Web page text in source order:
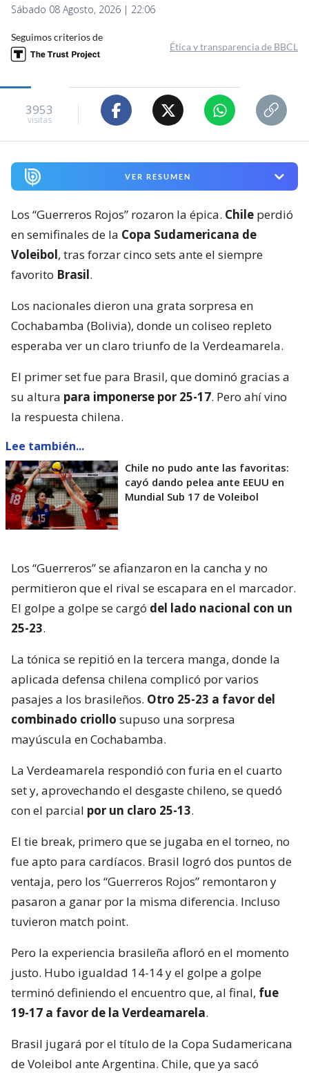
Sábado 08 Agosto, 2026 | 22:06
Seguimos criterios de
Ética y transparencia de BBCL
3953
visitas
VER RESUMEN
Los “Guerreros Rojos” rozaron la épica. Chile perdió
en semifinales de la Copa Sudamericana de
Voleibol, tras forzar cinco sets ante el siempre
favorito Brasil.
Los nacionales dieron una grata sorpresa en
Cochabamba (Bolivia), donde un coliseo repleto
esperaba ver un claro triunfo de la Verdeamarela.
El primer set fue para Brasil, que dominó gracias a
su altura para imponerse por 25-17. Pero ahí vino
la respuesta chilena.
Lee también...
Chile no pudo ante las favoritas:
cayó dando pelea ante EEUU en
Mundial Sub 17 de Voleibol
Los “Guerreros” se afianzaron en la cancha y no
permitieron que el rival se escapara en el marcador.
El golpe a golpe se cargó del lado nacional con un
25-23.
La tónica se repitió en la tercera manga, donde la
aplicada defensa chilena complicó por varios
pasajes a los brasileños. Otro 25-23 a favor del
combinado criollo supuso una sorpresa
mayúscula en Cochabamba.
La Verdeamarela respondió con furia en el cuarto
set y, aprovechando el desgaste chileno, se quedó
con el parcial por un claro 25-13.
El tie break, primero que se jugaba en el torneo, no
fue apto para cardíacos. Brasil logró dos puntos de
ventaja, pero los “Guerreros Rojos” remontaron y
pasaron a ganar por la misma diferencia. Incluso
tuvieron match point.
Pero la experiencia brasileña afloró en el momento
justo. Hubo igualdad 14-14 y el golpe a golpe
terminó definiendo el encuentro que, al final, fue
19-17 a favor de la Verdeamarela.
Brasil jugará por el título de la Copa Sudamericana
de Voleibol ante Argentina. Chile, que ya sacó